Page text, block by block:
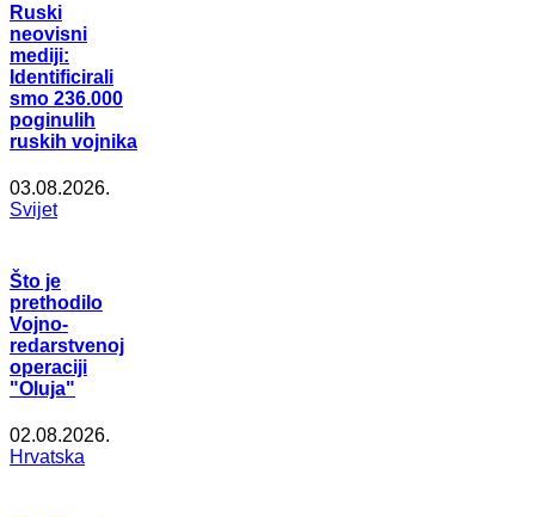
Ruski
neovisni
mediji:
Identificirali
smo 236.000
poginulih
ruskih vojnika
03.08.2026.
Svijet
Što je
prethodilo
Vojno-
redarstvenoj
operaciji
"Oluja"
02.08.2026.
Hrvatska